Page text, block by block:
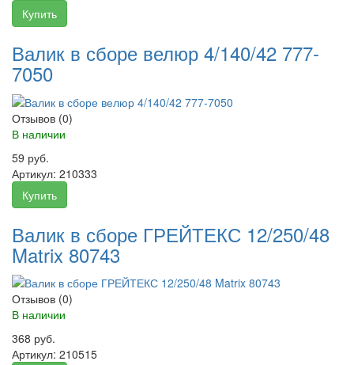
Купить
Валик в сборе велюр 4/140/42 777-
7050
Отзывов (0)
В наличии
59 руб.
Артикул: 210333
Купить
Валик в сборе ГРЕЙТЕКС 12/250/48
Matrix 80743
Отзывов (0)
В наличии
368 руб.
Артикул: 210515